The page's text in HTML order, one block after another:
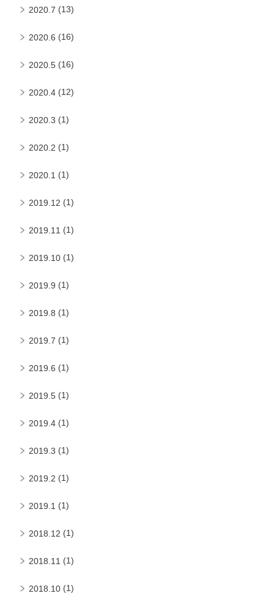
2020.7 (13)
2020.6 (16)
2020.5 (16)
2020.4 (12)
2020.3 (1)
2020.2 (1)
2020.1 (1)
2019.12 (1)
2019.11 (1)
2019.10 (1)
2019.9 (1)
2019.8 (1)
2019.7 (1)
2019.6 (1)
2019.5 (1)
2019.4 (1)
2019.3 (1)
2019.2 (1)
2019.1 (1)
2018.12 (1)
2018.11 (1)
2018.10 (1)